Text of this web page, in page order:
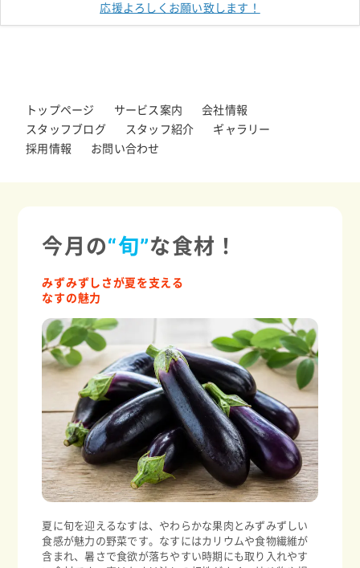
応援よろしくお願い致します！
トップページ サービス案内
会社情報
スタッフブログ
スタッフ紹介
ギャラリー
採用情報
お問い合わせ
今月の“旬”な食材！
みずみずしさが夏を支える
なすの魅力
夏に旬を迎えるなすは、やわらかな果肉とみずみずしい
食感が魅力の野菜です。なすにはカリウムや食物繊維が
含まれ、暑さで食欲が落ちやすい時期にも取り入れやす